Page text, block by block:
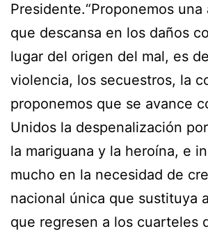
Presidente.“Proponemos
que descansa en los daños
lugar del origen del mal, es
violencia, los secuestros, la
proponemos que se avance
Unidos la despenalización
la mariguana y la heroína, e
mucho en la necesidad de
nacional única que sustituya
que regresen a los cuarteles